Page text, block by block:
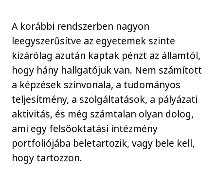
A korábbi rendszerben nagyon
leegyszerűsítve az egyetemek szinte
kizárólag azután kaptak pénzt az államtól,
hogy hány hallgatójuk van. Nem számított
a képzések színvonala, a tudományos
teljesítmény, a szolgáltatások, a pályázati
aktivitás, és még számtalan olyan dolog,
ami egy felsőoktatási intézmény
portfoliójába beletartozik, vagy bele kell,
hogy tartozzon.